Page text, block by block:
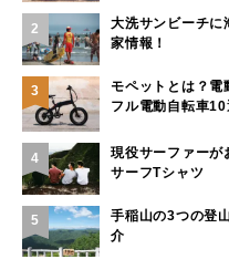
2
大洗サンビーチに
家情報！
3
モペットとは？
フル電動自転車10
4
現役サーファーが
サーフTシャツ
5
手稲山の3つの登
介